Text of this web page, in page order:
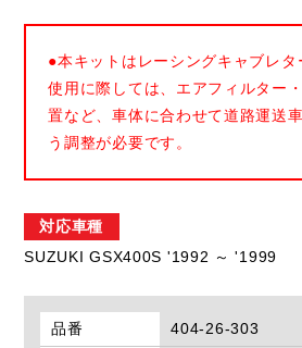
●本キットはレーシングキャブレタ
使用に際しては、エアフィルター
置など、車体に合わせて道路運送
う調整が必要です。
対応車種
SUZUKI GSX400S '1992 ～ '1999
品番
404-26-303